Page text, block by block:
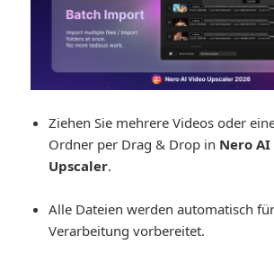
Ziehen Sie mehrere Videos oder
Ordner per Drag & Drop in Nero
Upscaler.
Alle Dateien werden automatisch
Verarbeitung vorbereitet.